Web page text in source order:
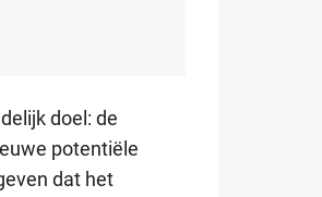
doel: de
potentiële
dat het